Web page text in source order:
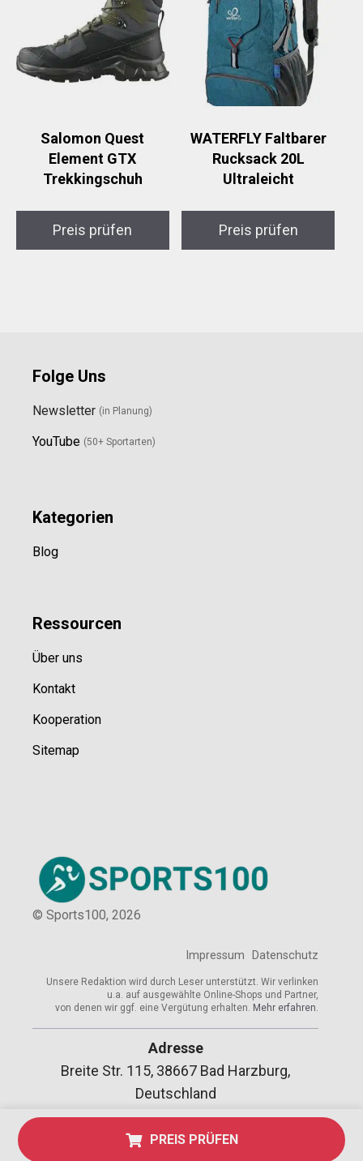
Salomon Quest
Element GTX
Trekkingschuh
Preis prüfen
WATERFLY Faltbarer
Rucksack 20L
Ultraleicht
Preis prüfen
PREIS PRÜFEN
Folge Uns
Newsletter (in Planung)
YouTube (50+ Sportarten)
Kategorien
Blog
Ressourcen
Über uns
Kontakt
Kooperation
Sitemap
© Sports100, 2026
Impressum Datenschutz
Unsere Redaktion wird durch Leser unterstützt. Wir verlinken
u.a. auf ausgewählte Online-Shops und Partner,
von denen wir ggf. eine Vergütung erhalten. Mehr erfahren.
Adresse
Breite Str. 115, 38667 Bad Harzburg,
Deutschland